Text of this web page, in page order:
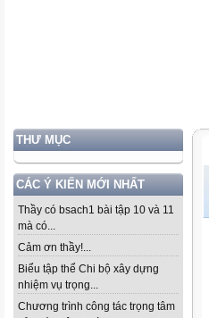
THƯ MỤC
CÁC Ý KIẾN MỚI NHẤT
Thầy có bsach1 bài tập 10 và 11
mà có...
Cảm ơn thầy!...
Biểu tập thể Chi bộ xây dựng
nhiệm vụ trọng...
Chương trình công tác trọng tâm